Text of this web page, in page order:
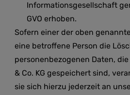
Informationsgesellschaft
GVO erhoben.
Sofern einer der oben
eine betroffene Person die
personenbezogenen Daten,
& Co. KG gespeichert sind,
sie sich hierzu jederzeit an